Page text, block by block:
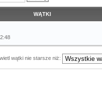
WĄTKI
wątki nie starsze niż: